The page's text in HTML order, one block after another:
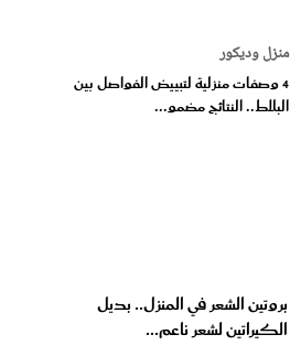
منزل وديكور
4 وصفات منزلية لتبييض الفواصل بين
البلاط.. النتائج مضمو...
بروتين الشعر في المنزل.. بديل
الكيراتين لشعر ناعم...